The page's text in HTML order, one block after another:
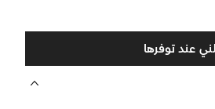
عند توفرها